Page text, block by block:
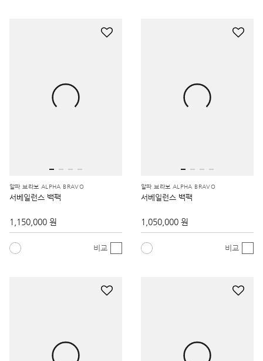
알파 브라보 ALPHA BRAVO
서베일런스 백팩
1,150,000 원
비교
알파 브라보 ALPHA BRAVO
서베일런스 백팩
1,050,000 원
비교